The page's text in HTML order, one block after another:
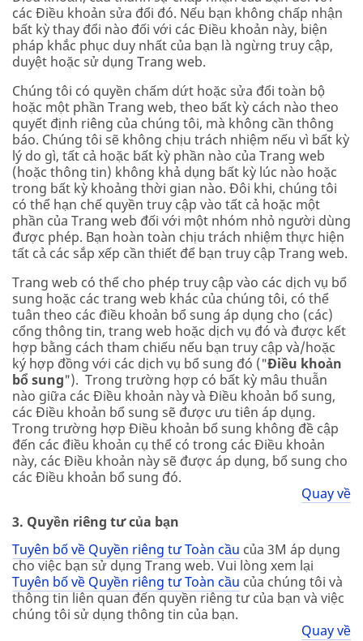
các Điều khoản sửa đổi đó. Nếu bạn không chấp nhận
bất kỳ thay đổi nào đối với các Điều khoản này, biện
pháp khắc phục duy nhất của bạn là ngừng truy cập,
duyệt hoặc sử dụng Trang web.
Chúng tôi có quyền chấm dứt hoặc sửa đổi toàn bộ
hoặc một phần Trang web, theo bất kỳ cách nào theo
quyết định riêng của chúng tôi, mà không cần thông
báo. Chúng tôi sẽ không chịu trách nhiệm nếu vì bất kỳ
lý do gì, tất cả hoặc bất kỳ phần nào của Trang web
(hoặc thông tin) không khả dụng bất kỳ lúc nào hoặc
trong bất kỳ khoảng thời gian nào. Đôi khi, chúng tôi
có thể hạn chế quyền truy cập vào tất cả hoặc một
phần của Trang web đối với một nhóm nhỏ người dùng
được phép. Bạn hoàn toàn chịu trách nhiệm thực hiện
tất cả các sắp xếp cần thiết để bạn truy cập Trang web.
Trang web có thể cho phép truy cập vào các dịch vụ bổ
sung hoặc các trang web khác của chúng tôi, có thể
tuân theo các điều khoản bổ sung áp dụng cho (các)
cổng thông tin, trang web hoặc dịch vụ đó và được kết
hợp bằng cách tham chiếu nếu bạn truy cập và/hoặc
ký hợp đồng với các dịch vụ bổ sung đó ("Điều khoản
bổ sung"). Trong trường hợp có bất kỳ mâu thuẫn
nào giữa các Điều khoản này và Điều khoản bổ sung,
các Điều khoản bổ sung sẽ được ưu tiên áp dụng.
Trong trường hợp Điều khoản bổ sung không đề cập
đến các điều khoản cụ thể có trong các Điều khoản
này, các Điều khoản này sẽ được áp dụng, bổ sung cho
các Điều khoản bổ sung đó.
Quay về
3. Quyền riêng tư của bạn
Tuyên bố về Quyền riêng tư Toàn cầu của 3M áp dụng
cho việc bạn sử dụng Trang web. Vui lòng xem lại
Tuyên bố về Quyền riêng tư Toàn cầu của chúng tôi và
thông tin liên quan đến quyền riêng tư của bạn và việc
chúng tôi sử dụng thông tin của bạn.
Quay về